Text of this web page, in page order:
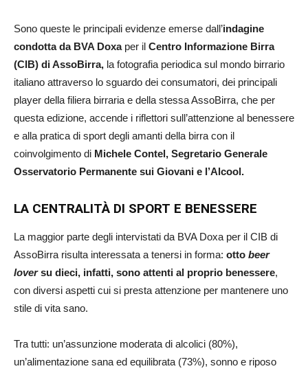
Sono queste le principali evidenze emerse dall’indagine
condotta da BVA Doxaper il Centro Informazione Birra
(CIB) di AssoBirra, la fotografia periodica sul mondo birrario
italiano attraverso lo sguardo dei consumatori, dei principali
player della filiera birraria e della stessa AssoBirra, che per
questa edizione, accende i riflettori sull’attenzione al benessere
e alla pratica di sport degli amanti della birra con il
coinvolgimento di Michele Contel, Segretario Generale
Osservatorio Permanente sui Giovani e l’Alcool.
LA CENTRALITÀ DI SPORT E BENESSERE
La maggior parte degli intervistati da BVA Doxa per il CIB di
AssoBirra risulta interessata a tenersi in forma: otto beer
loversu dieci, infatti, sono attenti al proprio benessere,
con diversi aspetti cui si presta attenzione per mantenere uno
stile di vita sano.
Tra tutti: un’assunzione moderata di alcolici (80%),
un’alimentazione sana ed equilibrata (73%), sonno e riposo